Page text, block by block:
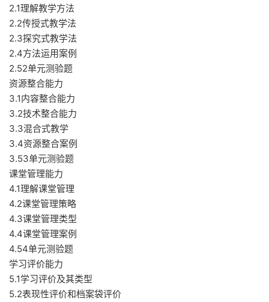
2.1理解教学方法
2.2传授式教学法
2.3探究式教学法
2.4方法运用案例
2.52单元测验题
资源整合能力
3.1内容整合能力
3.2技术整合能力
3.3混合式教学
3.4资源整合案例
3.53单元测验题
课堂管理能力
4.1理解课堂管理
4.2课堂管理策略
4.3课堂管理类型
4.4课堂管理案例
4.54单元测验题
学习评价能力
5.1学习评价及其类型
5.2表现性评价和档案袋评价